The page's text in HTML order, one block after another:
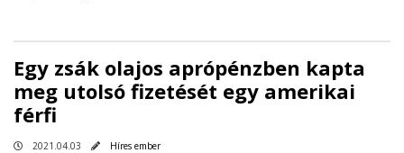
Egy zsák olajos aprópénzben kapta
meg utolsó fizetését egy amerikai
férfi
2021.04.03 Híres ember